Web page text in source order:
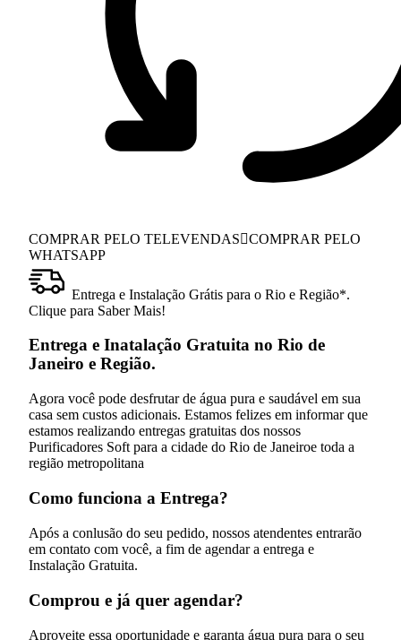
COMPRAR PELO TELEVENDAS
COMPRAR PELO
WHATSAPP
Entrega e Instalação Grátis para o Rio e Região*.
Clique para Saber Mais!
Entrega e Inatalação Gratuita no Rio de
Janeiro e Região.
Agora você pode desfrutar de água pura e saudável em sua
casa sem custos adicionais. Estamos felizes em informar que
estamos realizando entregas gratuitas dos nossos
Purificadores Soft para a cidade do Rio de Janeiroe toda a
região metropolitana
Como funciona a Entrega?
Após a conlusão do seu pedido, nossos atendentes entrarão
em contato com você, a fim de agendar a entrega e
Instalação Gratuita.
Comprou e já quer agendar?
Aproveite essa oportunidade e garanta água pura para o seu